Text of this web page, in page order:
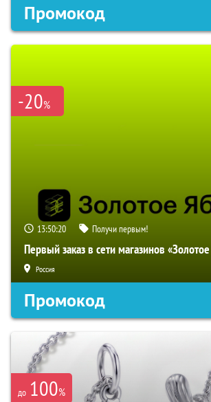
Промокод
-20%
13:50:19 Получи первым!
Первый заказ в сети магазинов
Россия
Промокод
до 100%